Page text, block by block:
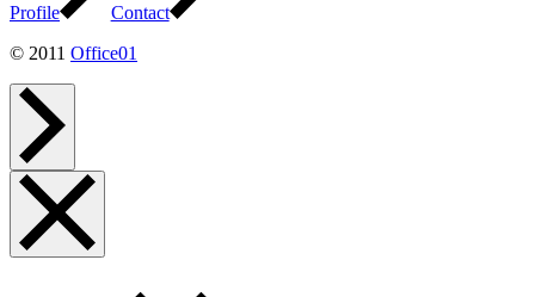
Profile
Contact
© 2011 Office01
ッ
プ
へ
メ
ー